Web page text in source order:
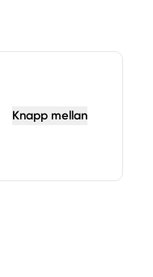
Knapp mellan